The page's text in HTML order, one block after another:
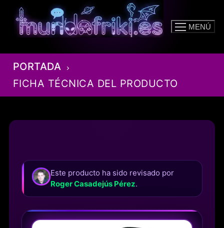
contenido
MENÚ
PORTADA
FICHA TÉCNICA DEL PRODUCTO
Este producto ha sido revisado por
Roger Casadejús Pérez.